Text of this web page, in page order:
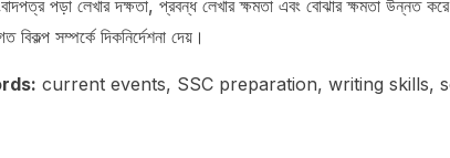
পড়া লেখার দক্ষতা, প্রবন্ধ লেখার ক্ষমতা এবং বোঝার ক্ষমতা উন্নত
বিকল্প সম্পর্কে দিকনির্দেশনা দেয়।
current events, SSC preparation, writing skills,